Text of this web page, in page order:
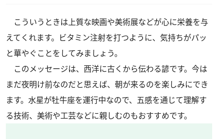
こういうときは上質な映画や美術展などが心に栄養を与
えてくれます。ビタミン注射を打つように、気持ちがパッ
と華やぐことをしてみましょう。
このメッセージは、西洋に古くから伝わる諺です。今は
まだ夜明け前なのだと思えば、朝が来るのを楽しみにでき
ます。水星が牡牛座を運行中なので、五感を通じて理解す
る技術、美術や工芸などに親しむのもおすすめです。